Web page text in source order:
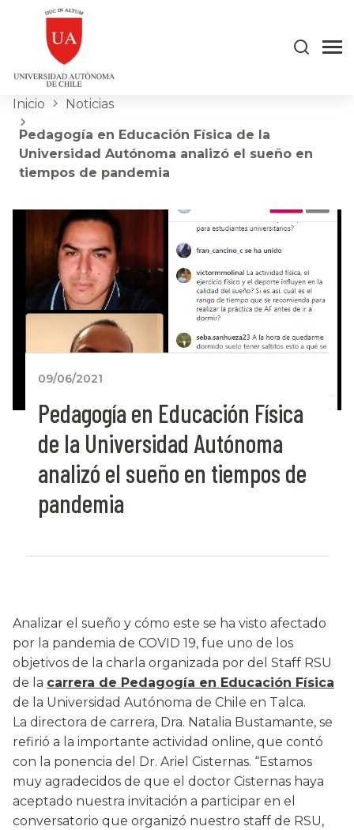
Inicio Noticias
Pedagogía en Educación Física de la
Universidad Autónoma analizó el sueño en
tiempos de pandemia
09/06/2021
Pedagogía en Educación Física
de la Universidad Autónoma
analizó el sueño en tiempos de
pandemia
Analizar el sueño y cómo este se ha visto afectado
por la pandemia de COVID 19, fue uno de los
objetivos de la charla organizada por del Staff RSU
de la carrera de Pedagogía en Educación Física
de la Universidad Autónoma de Chile en Talca.
La directora de carrera, Dra. Natalia Bustamante, se
refirió a la importante actividad online, que contó
con la ponencia del Dr. Ariel Cisternas. “Estamos
muy agradecidos de que el doctor Cisternas haya
aceptado nuestra invitación a participar en el
conversatorio que organizó nuestro staff de RSU,